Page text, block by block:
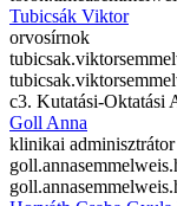
Tubicsák Viktor
orvosírnok
tubicsak.viktor
tubicsak.viktor
c3. Kutatási-Oktatási
Goll Anna
klinikai adminisztrátor
goll.anna
goll.anna